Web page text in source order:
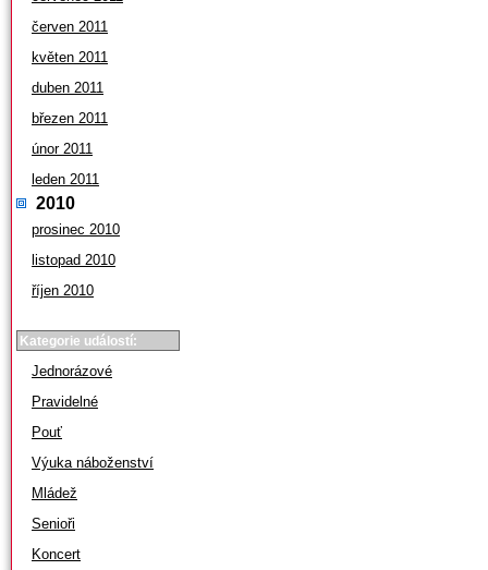
červen 2011
květen 2011
duben 2011
březen 2011
únor 2011
leden 2011
2010
prosinec 2010
listopad 2010
říjen 2010
Kategorie událostí:
Jednorázové
Pravidelné
Pouť
Výuka náboženství
Mládež
Senioři
Koncert